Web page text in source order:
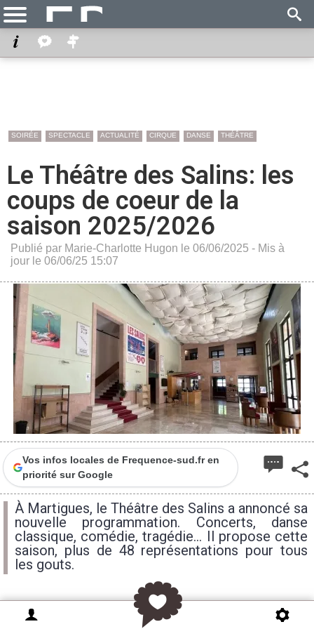
SOIRÉE SPECTACLE ACTUALITÉ CIRQUE DANSE THÉÂTRE
Le Théâtre des Salins: les
coups de coeur de la
saison 2025/2026
Publié par Marie-Charlotte Hugon le 06/06/2025 - Mis à
jour le 06/06/25 15:07
Vos infos locales de Frequence-sud.fr en
priorité sur Google
À Martigues, le Théâtre des Salins a annoncé sa
nouvelle programmation. Concerts, danse
classique, comédie, tragédie... Il propose cette
saison, plus de 48 représentations pour tous
les gouts.
Pour fêter son trentième anniversaire
, le Théâtre